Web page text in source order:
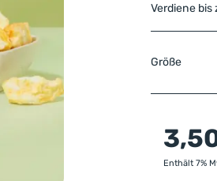
Verdiene
Größe
Enthält 7%